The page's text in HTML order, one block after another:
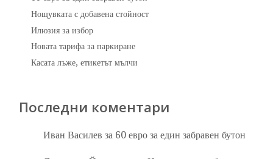
Нощувката с добавена стойност
Илюзия за избор
Новата тарифа за паркиране
Касата лъже, етикетът мълчи
Последни коментари
Иван Василев за 60 евро за един забравен бутон